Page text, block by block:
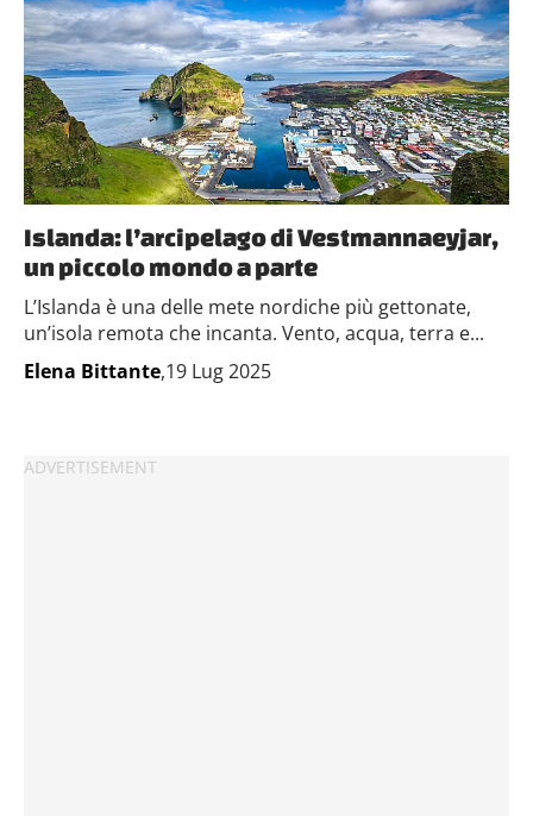
Islanda: l’arcipelago di Vestmannaeyjar,
un piccolo mondo a parte
L’Islanda è una delle mete nordiche più gettonate,
un’isola remota che incanta. Vento, acqua, terra e...
Elena Bittante,19 Lug 2025